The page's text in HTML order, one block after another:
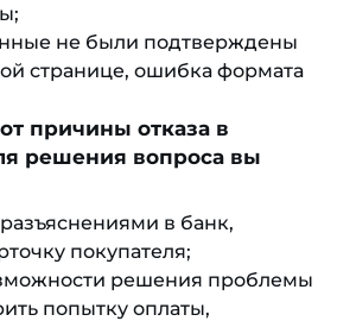
не были подтверждены
странице, ошибка формата
причины отказа в
решения вопроса вы
в банк,
покупателя;
решения проблемы
попытку оплаты,